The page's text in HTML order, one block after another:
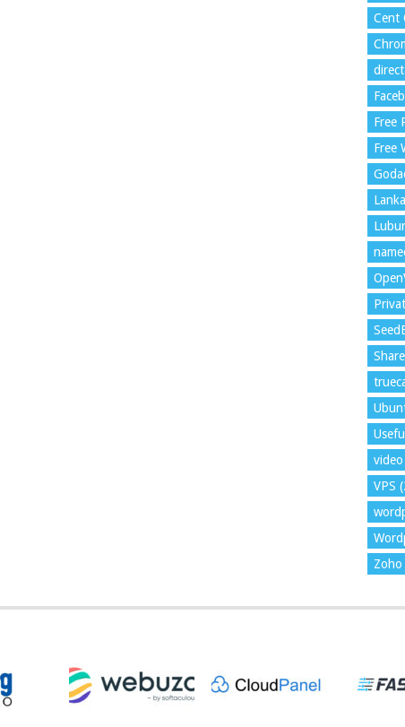
Cent
Free
Free
VPS